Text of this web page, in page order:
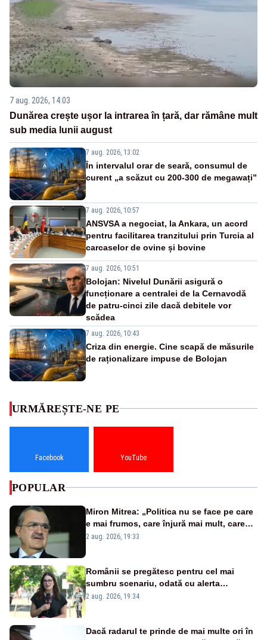
7 aug. 2026, 14:03
Dunărea crește ușor la intrarea în țară, dar rămâne mult
sub media lunii august
7 aug. 2026, 13:02
În intervalul orar de seară, consumul de
curent „a scăzut cu 200-300 de megawați”
7 aug. 2026, 10:57
ANSVSA a negociat, la Ankara, un acord
pentru facilitarea tranzitului prin Turcia al
carcaselor de ovine și bovine
7 aug. 2026, 10:51
Bolojan: Nivelul Dunării asigură o
funcționare a centralei de la Cernavodă
de patru-cinci zile dacă debitele vor
scădea
7 aug. 2026, 10:43
Criza din energie. Cine scapă de măsurile
de raționalizare impuse de Bolojan
URMĂREȘTE-NE PE
Facebook YouTube
POPULAR
Miron Mitrea: „Politica nu se face pe care
e mai frumos, care înjură mai mult, care
țipă mai tare, ci pe proiecte”
2 aug. 2026, 19:33
Românii se pregătesc pentru cel mai
sumbru scenariu, odată cu alerta
energetică
2 aug. 2026, 19:34
Dacă radarul te prinde de mai multe ori în